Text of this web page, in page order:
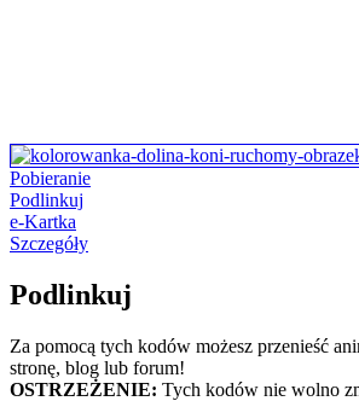
Pobieranie
Podlinkuj
e-Kartka
Szczegóły
Podlinkuj
Za pomocą tych kodów możesz przenieść
stronę, blog lub forum!
OSTRZEŻENIE: Tych kodów nie wolno